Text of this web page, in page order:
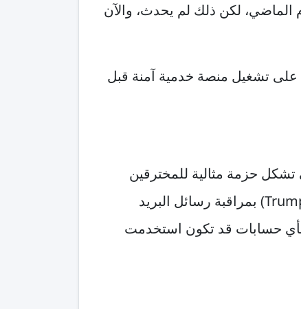
الماضي، لكن ذلك لم يحدث، والآن
على تشغيل منصة خدمية آمنة قبل
تشكل حزمة مثالية للمخترقين
والجهات المزعجة. لذلك، يُنصح المستخدمون الذين تعاملوا مع خدمات ترامب موبايل (Trump Mobile) بمراقبة رسائل البريد
بأي حسابات قد تكون استخدمت